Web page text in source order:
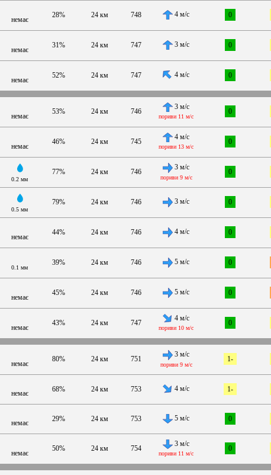
немає
28% 24 км 748 4 м/с 0
немає
31% 24 км 747 3 м/с 0
немає
52% 24 км 747 4 м/с 0
немає
53% 24 км 746
3 м/с
пориви 11 м/с
0
немає
46% 24 км 745
4 м/с
пориви 13 м/с
0
0.2 мм
77% 24 км 746
3 м/с
пориви 9 м/с
0
0.5 мм
79% 24 км 746 3 м/с 0
немає
44% 24 км 746 4 м/с 0
0.1 мм
39% 24 км 746 5 м/с 0
немає
45% 24 км 746 5 м/с 0
немає
43% 24 км 747
4 м/с
пориви 10 м/с
0
немає
80% 24 км 751
3 м/с
пориви 9 м/с
1-
немає 68% 24 км 753 4 м/с 1-
немає 29% 24 км 753 5 м/с 0
немає
50% 24 км 754
3 м/с
пориви 11 м/с
0